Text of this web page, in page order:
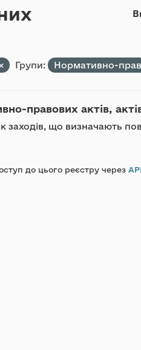
Групи: Нормативно-
правових актів,
заходів, що визначають
до цього реєстру через API